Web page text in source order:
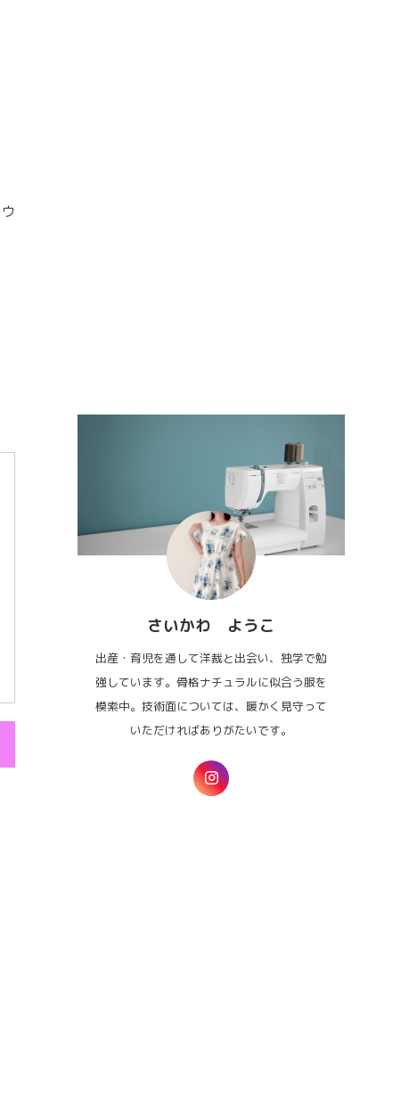
さいかわ ようこ
出産・育児を通して洋裁と出会い、独学で勉
強しています。骨格ナチュラルに似合う服を
模索中。技術面については、暖かく見守って
いただければありがたいです。